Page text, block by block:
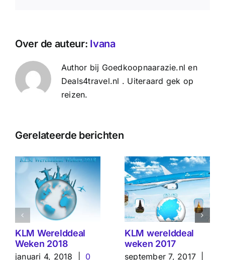
Over de auteur: Ivana
Author bij Goedkoopnaarazie.nl en
Deals4travel.nl . Uiteraard gek op
reizen.
Gerelateerde berichten
KLM Werelddeal
Weken 2018
januari 4, 2018 0
KLM werelddeal
weken 2017
september 7, 2017